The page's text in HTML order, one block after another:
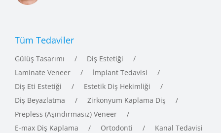
Tüm Tedaviler
Gülüş Tasarımı
Diş Estetiği
Laminate Veneer
İmplant Tedavisi
Diş Eti Estetiği
Estetik Diş Hekimliği
Diş Beyazlatma
Zirkonyum Kaplama Diş
Prepless (Aşındırmasız) Veneer
E-max Diş Kaplama
Ortodonti Kanal Tedavisi